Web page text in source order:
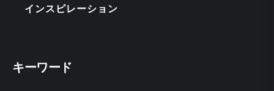
インスピレーション
キーワード